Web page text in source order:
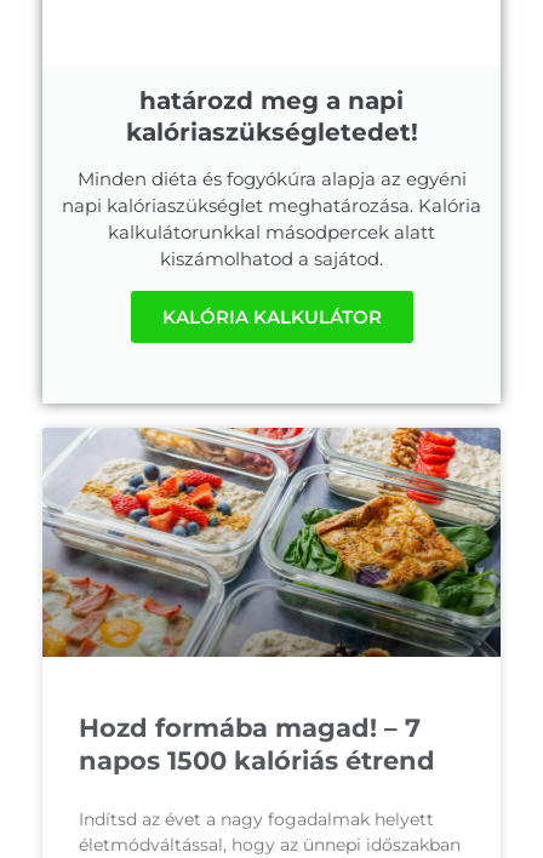
határozd meg a napi
kalóriaszükségletedet!
Minden diéta és fogyókúra alapja az egyéni
napi kalóriaszükséglet meghatározása. Kalória
kalkulátorunkkal másodpercek alatt
kiszámolhatod a sajátod.
KALÓRIA KALKULÁTOR
Hozd formába magad! – 7
napos 1500 kalóriás étrend
Indítsd az évet a nagy fogadalmak helyett
életmódváltással, hogy az ünnepi időszakban